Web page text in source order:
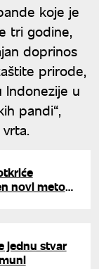
koje je
tri godine,
doprinos
prirode,
u
pandi“,
novi metod
jednu stvar